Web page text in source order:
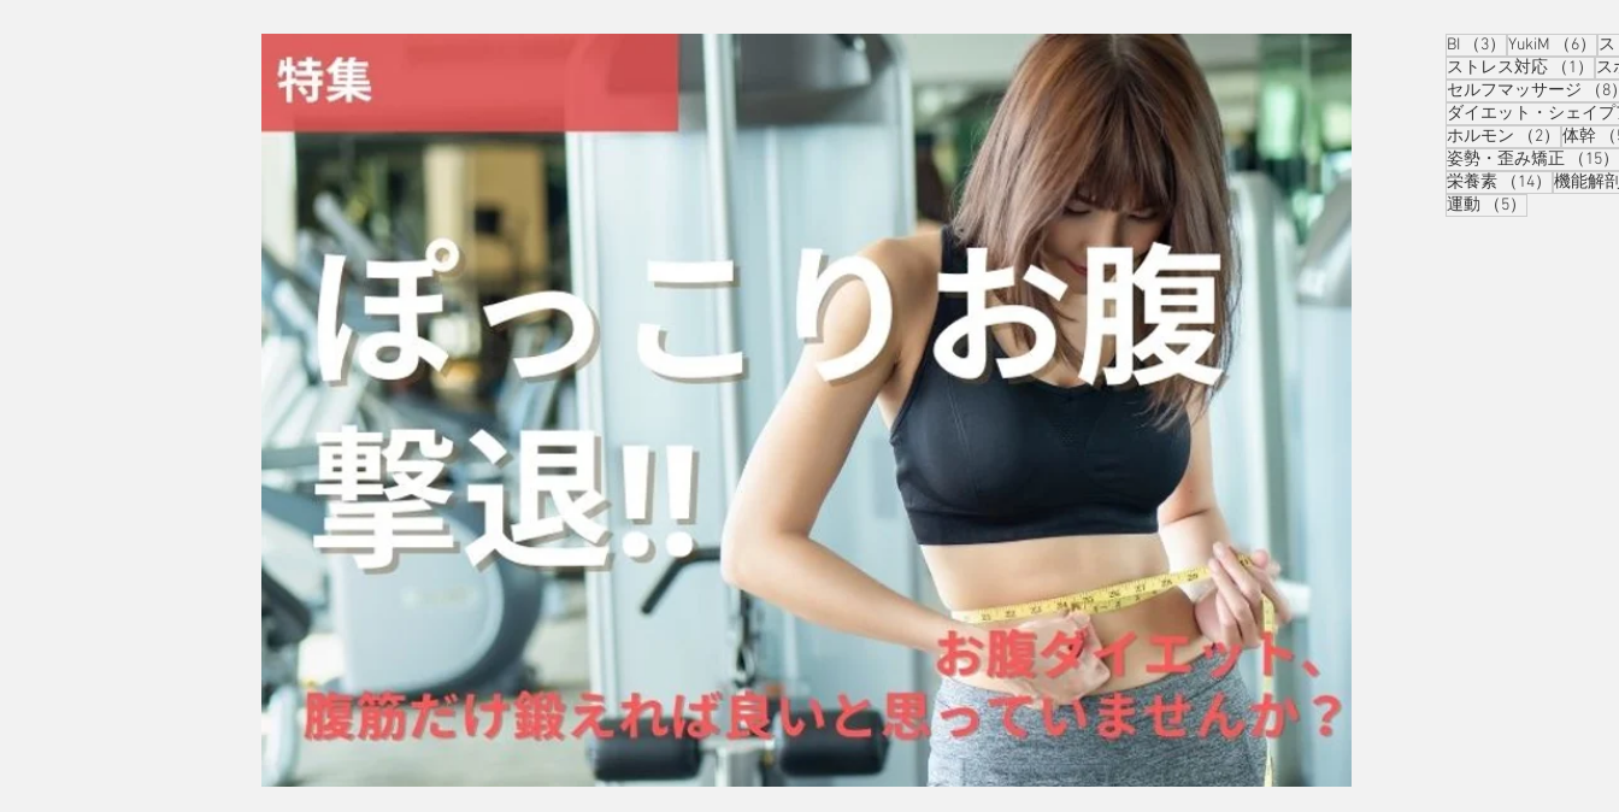
BI （3） 3件の記事
YukiM （6） 6
ストレス対応
（1） 1
ス
セルフマッサージ
（8
ダイエット・シェイ
ホルモン
（2） 2件の
体幹
姿勢・歪み矯正
（15）
栄養素
（14） 14件の
機能解
運動
（5）